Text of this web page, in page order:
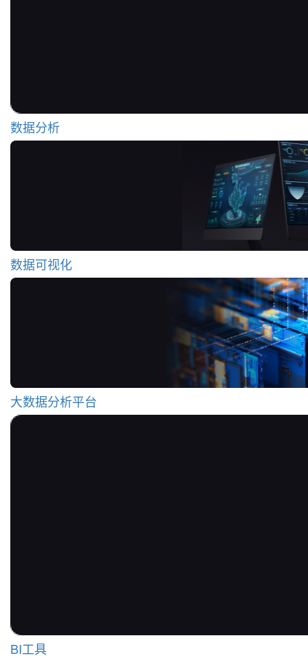
数据分析
数据可视化
大数据分析平台
BI工具